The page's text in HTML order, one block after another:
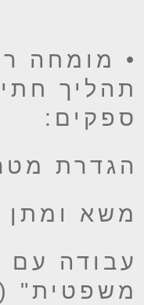
מומחה
ומתן
עם